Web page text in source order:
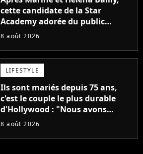
cette candidate de la Star
Academy adorée du public
annonce son premier album,
8 août 2026
LIFESTYLE
Ils sont mariés depuis 75 ans,
c'est le couple le plus durable
d'Hollywood : "Nous avons
avancé jour après jour, et les
décennies"
8 août 2026